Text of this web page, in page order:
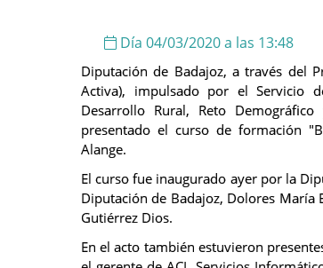
Día 04/03/2020 a las 13:48
Diputación de Badajoz, a través del
Activa), impulsado por el Servicio
Desarrollo Rural, Reto
presentado el curso de formación
Alange.
El curso fue inaugurado ayer por la
Diputación de Badajoz, Dolores María
Gutiérrez Dios.
En el acto también estuvieron